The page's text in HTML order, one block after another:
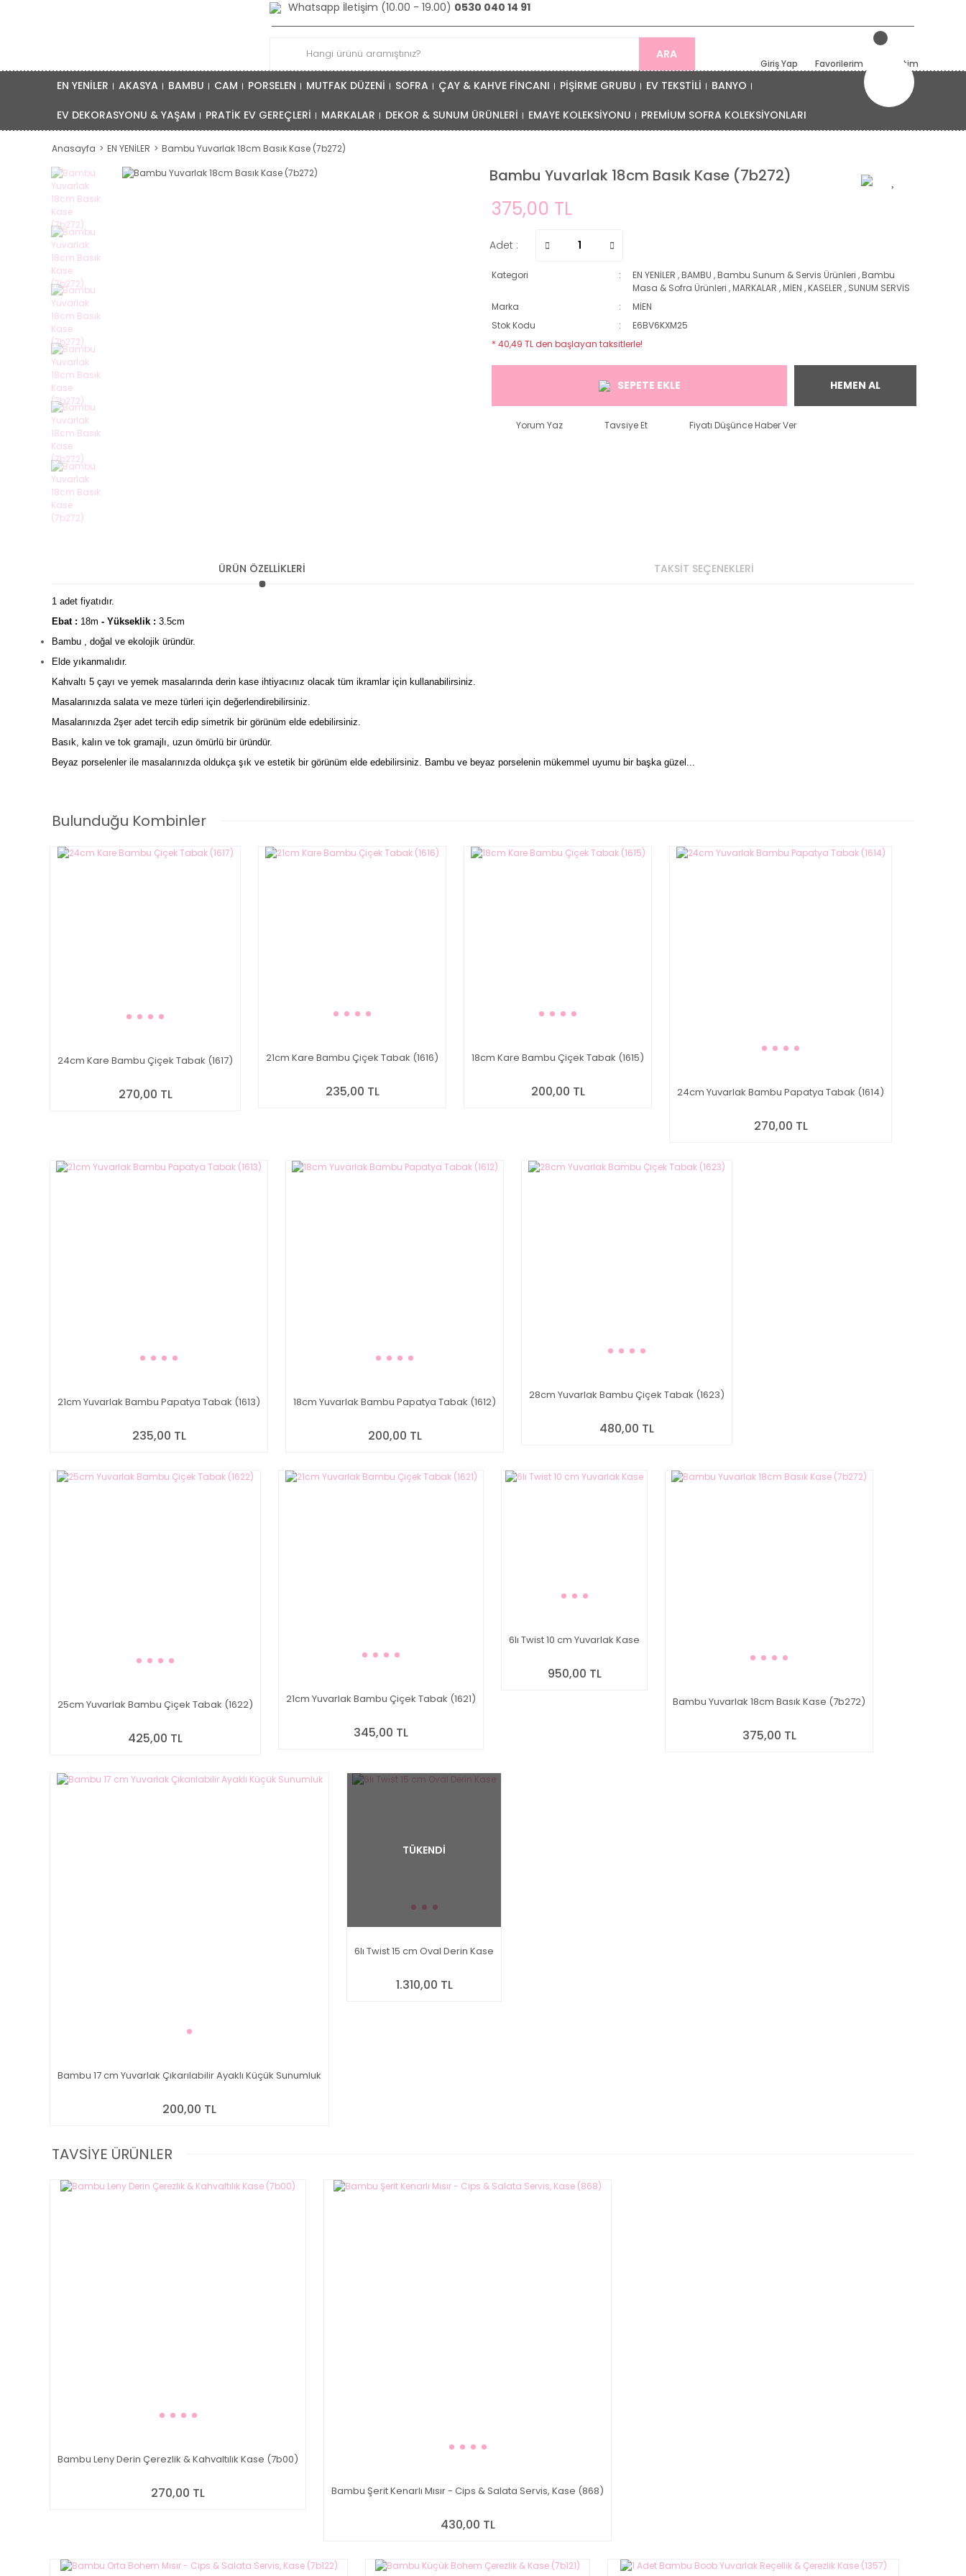
Whatsapp İletişim (10.00 - 19.00) 0530 040 14 91
ARA
Giriş Yap Favorilerim Sepetim
EN YENİLER AKASYA BAMBU CAM PORSELEN MUTFAK DÜZENİ SOFRA ÇAY & KAHVE FİNCANI PİŞİRME GRUBU EV TEKSTİLİ BANYO
EV DEKORASYONU & YAŞAM PRATİK EV GEREÇLERİ MARKALAR DEKOR & SUNUM ÜRÜNLERİ EMAYE KOLEKSİYONU PREMİUM SOFRA KOLEKSİYONLARI
Anasayfa EN YENİLER Bambu Yuvarlak 18cm Basık Kase (7b272)
Bambu Yuvarlak 18cm Basık Kase (7b272)
375,00 TL
Adet :
Kategori EN YENİLER ,BAMBU ,Bambu Sunum & Servis Ürünleri ,Bambu
Masa & Sofra Ürünleri ,MARKALAR ,MİEN ,KASELER , SUNUM SERVİS
Marka
MİEN
Stok Kodu
E6BV6KXM25
* 40,49 TL den başlayan taksitlerle!
SEPETE EKLE HEMEN AL
Yorum Yaz Tavsiye Et Fiyatı Düşünce Haber Ver
ÜRÜN ÖZELLİKLERİ TAKSİT SEÇENEKLERİ
1 adet fiyatıdır.
Ebat : 18m - Yükseklik : 3.5cm
Bambu , doğal ve ekolojik üründür.
Elde yıkanmalıdır.
Kahvaltı 5 çayı ve yemek masalarında derin kase ihtiyacınız olacak tüm ikramlar için kullanabilirsiniz.
Masalarınızda salata ve meze türleri için değerlendirebilirsiniz.
Masalarınızda 2şer adet tercih edip simetrik bir görünüm elde edebilirsiniz.
Basık, kalın ve tok gramajlı, uzun ömürlü bir üründür.
Beyaz porselenler ile masalarınızda oldukça şık ve estetik bir görünüm elde edebilirsiniz. Bambu ve beyaz porselenin mükemmel uyumu bir başka güzel...
Bulunduğu Kombinler
24cm Kare Bambu Çiçek Tabak (1617)
270,00 TL
21cm Kare Bambu Çiçek Tabak (1616)
235,00 TL
18cm Kare Bambu Çiçek Tabak (1615)
200,00 TL 24cm Yuvarlak Bambu Papatya Tabak (1614)
270,00 TL
21cm Yuvarlak Bambu Papatya Tabak (1613)
235,00 TL
18cm Yuvarlak Bambu Papatya Tabak (1612)
200,00 TL
28cm Yuvarlak Bambu Çiçek Tabak (1623)
480,00 TL
25cm Yuvarlak Bambu Çiçek Tabak (1622)
425,00 TL
21cm Yuvarlak Bambu Çiçek Tabak (1621)
345,00 TL
6lı Twist 10 cm Yuvarlak Kase
950,00 TL
Bambu Yuvarlak 18cm Basık Kase (7b272)
375,00 TL
Bambu 17 cm Yuvarlak Çıkarılabilir Ayaklı Küçük Sunumluk
200,00 TL
TÜKENDİ
6lı Twist 15 cm Oval Derin Kase
1.310,00 TL
TAVSİYE ÜRÜNLER
Bambu Leny Derin Çerezlik & Kahvaltılık Kase (7b00)
270,00 TL Bambu Şerit Kenarlı Mısır - Cips & Salata Servis, Kase (868)
430,00 TL